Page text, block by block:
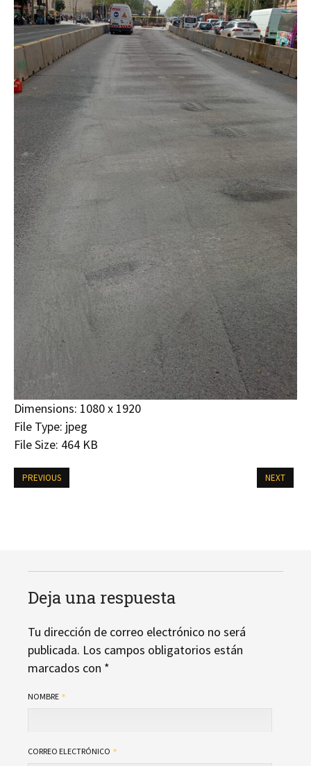
Dimensions: 1080 x 1920
File Type: jpeg
File Size: 464 KB
PREVIOUS NEXT
Deja una respuesta
Tu dirección de correo electrónico no será
publicada. Los campos obligatorios están
marcados con *
NOMBRE
CORREO ELECTRÓNICO